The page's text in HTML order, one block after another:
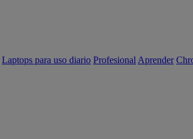
Laptops para uso diario Profesional Aprender